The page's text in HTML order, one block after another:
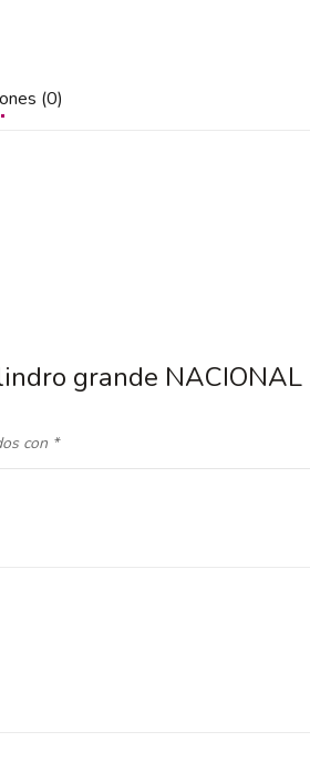
(0)
grande NACIONAL
con *